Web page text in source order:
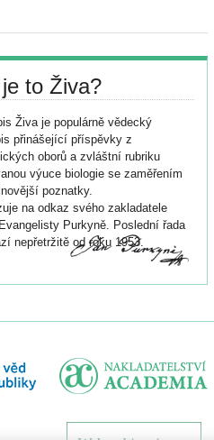
to Živa?
Živa je populárně vědecký
přinášející příspěvky z
oborů a zvláštní rubriku
výuce biologie se zaměřením
poznatky.
na odkaz svého zakladatele
Purkyně. Poslední řada
nepřetržitě od roku 1953.